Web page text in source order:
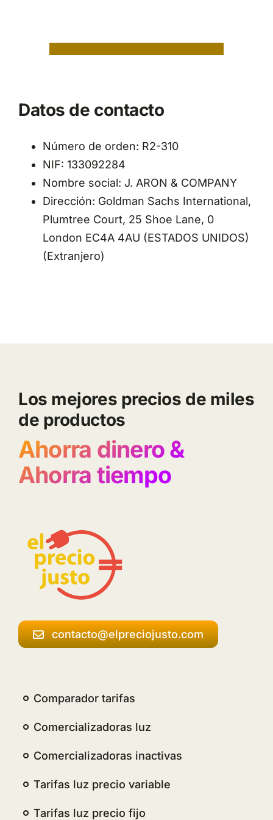
Datos de contacto
Número de orden: R2-310
NIF: 133092284
Nombre social: J. ARON & COMPANY
Dirección: Goldman Sachs International,
Plumtree Court, 25 Shoe Lane, 0
London EC4A 4AU (ESTADOS UNIDOS)
(Extranjero)
Los mejores precios de miles
de productos
Ahorra dinero &
Ahorra tiempo
contacto@elpreciojusto.com
Comparador tarifas
Comercializadoras luz
Comercializadoras inactivas
Tarifas luz precio variable
Tarifas luz precio fijo